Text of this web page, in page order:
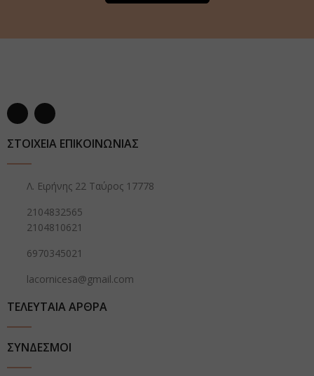
ΣΤΟΙΧΕΙΑ ΕΠΙΚΟΙΝΩΝΙΑΣ
Λ. Ειρήνης 22 Ταύρος 17778
2104832565
2104810621
6970345021
lacornicesa@gmail.com
ΤΕΛΕΥΤΑΙΑ ΑΡΘΡΑ
ΣΥΝΔΕΣΜΟΙ